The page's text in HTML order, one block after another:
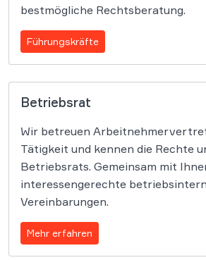
bestmögliche Rechtsberatung.
Führungskräfte
Betriebsrat
Wir betreuen
Tätigkeit und kennen die Rechte
Betriebsrats. Gemeinsam mit
interessengerechte
Vereinbarungen.
Mehr erfahren